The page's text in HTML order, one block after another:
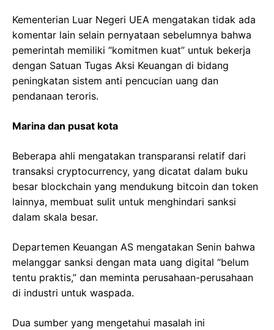
Kementerian Luar Negeri UEA mengatakan tidak ada
komentar lain selain pernyataan sebelumnya bahwa
pemerintah memiliki “komitmen kuat” untuk bekerja
dengan Satuan Tugas Aksi Keuangan di bidang
peningkatan sistem anti pencucian uang dan
pendanaan teroris.
Marina dan pusat kota
Beberapa ahli mengatakan transparansi relatif dari
transaksi cryptocurrency, yang dicatat dalam buku
besar blockchain yang mendukung bitcoin dan token
lainnya, membuat sulit untuk menghindari sanksi
dalam skala besar.
Departemen Keuangan AS mengatakan Senin bahwa
melanggar sanksi dengan mata uang digital “belum
tentu praktis,” dan meminta perusahaan-perusahaan
di industri untuk waspada.
Dua sumber yang mengetahui masalah ini